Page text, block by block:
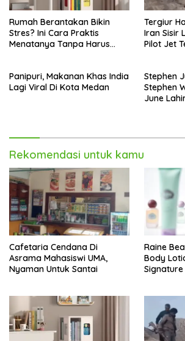
Rumah Berantakan Bikin
Stres? Ini Cara Praktis
Menatanya Tanpa Harus
Tergiur
Iran Sisir
Pilot Jet
Panipuri, Makanan Khas India
Lagi Viral Di Kota Medan
Stephen
Stephen
June
Rekomendasi untuk kamu
Cafetaria Cendana Di
Asrama Mahasiswi UMA,
Nyaman Untuk Santai
Raine
Body
Signature